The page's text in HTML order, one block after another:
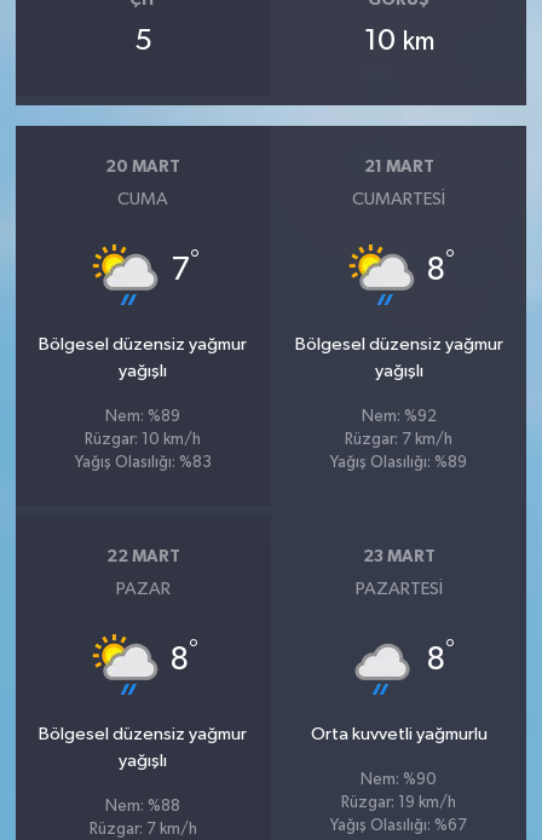
5 10 km
20 MART
CUMA
7°
Bölgesel düzensiz yağmur
yağışlı
Nem: %89
Rüzgar: 10 km/h
Yağış Olasılığı: %83
21 MART
CUMARTESI
8°
Bölgesel düzensiz yağmur
yağışlı
Nem: %92
Rüzgar: 7 km/h
Yağış Olasılığı: %89
22 MART
PAZAR
8°
Bölgesel düzensiz yağmur
yağışlı
Nem: %88
Rüzgar: 7 km/h
23 MART
PAZARTESI
8°
Orta kuvvetli yağmurlu
Nem: %90
Rüzgar: 19 km/h
Yağış Olasılığı: %67